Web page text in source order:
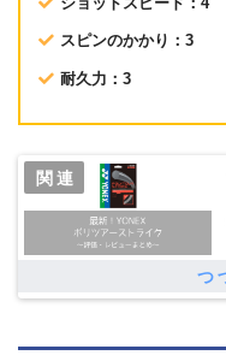
スピンのかかり：3
耐久力：3